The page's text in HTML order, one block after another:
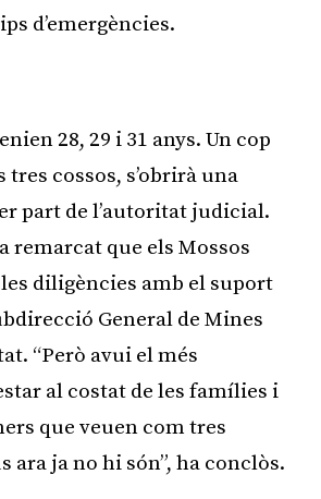
d’emergències.
28, 29 i 31 anys. Un cop
cossos, s’obrirà una
part de l’autoritat judicial.
remarcat que els Mossos
les diligències amb el suport
General de Mines
“Però avui el més
al costat de les famílies i
que veuen com tres
ara ja no hi són”, ha conclòs.